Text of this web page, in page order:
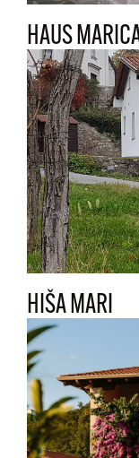
HAUS
HIŠA MARI